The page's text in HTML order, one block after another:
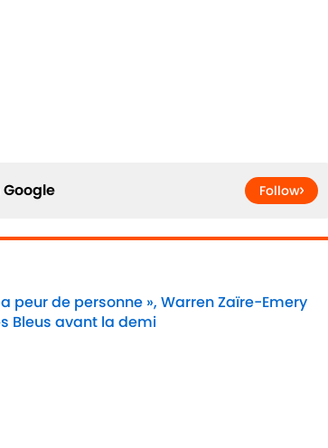
Google Follow
peur de personne », Warren Zaïre-Emery
Bleus avant la demi